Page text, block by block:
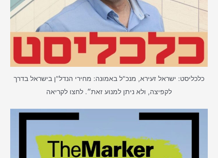
כלכליסט: ישראל זעירא, מנכ"ל באמונה: מחירי הנדל"ן בישראל בדרך
לקפיצה, ולא ניתן למנוע זאת״. לחצו לקריאה